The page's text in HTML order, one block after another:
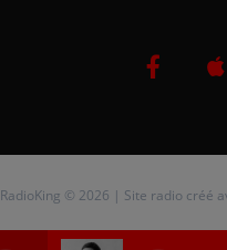
RadioKing © 2026 | Site radio créé